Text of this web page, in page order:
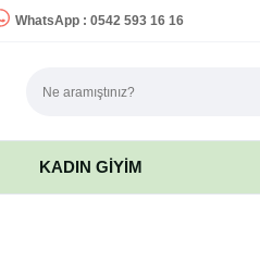
WhatsApp : 0542 593 16 16
KADIN GIYIM